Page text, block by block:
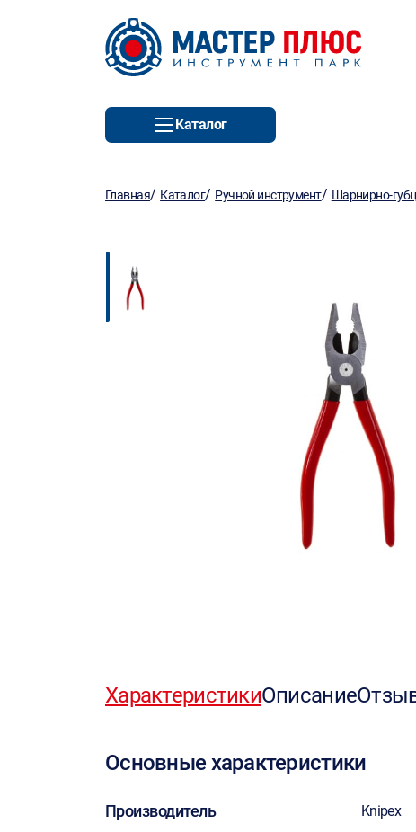
Каталог
Главная/ Каталог/ Ручной инструмент/ Шарнирно-
ХарактеристикиОписание
Основные характеристики
Производитель Knipex